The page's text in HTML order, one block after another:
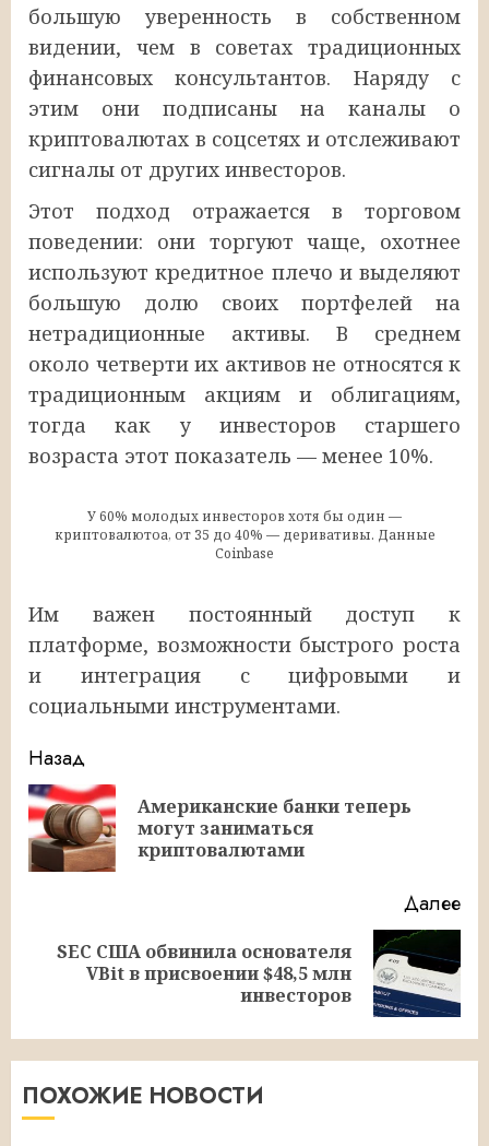
большую уверенность в собственном
видении, чем в советах традиционных
финансовых консультантов. Наряду с
этим они подписаны на каналы о
криптовалютах в соцсетях и отслеживают
сигналы от других инвесторов.
Этот подход отражается в торговом
поведении: они торгуют чаще, охотнее
используют кредитное плечо и выделяют
большую долю своих портфелей на
нетрадиционные активы. В среднем
около четверти их активов не относятся к
традиционным акциям и облигациям,
тогда как у инвесторов старшего
возраста этот показатель — менее 10%.
У 60% молодых инвесторов хотя бы один —
криптовалютоа, от 35 до 40% — деривативы. Данные
Coinbase
Им важен постоянный доступ к
платформе, возможности быстрого роста
и интеграция с цифровыми и
социальными инструментами.
Продолжить
чтение
Назад
Американские банки теперь
могут заниматься
криптовалютами
Далее
Следующая
SEC США обвинила основателя
VBit в присвоении $48,5 млн
инвесторов
ПОХОЖИЕ НОВОСТИ